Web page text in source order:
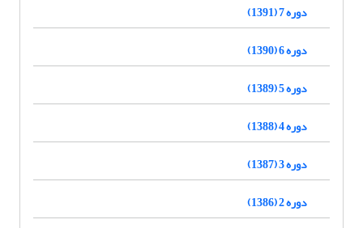
دوره 7 (1391)
دوره 6 (1390)
دوره 5 (1389)
دوره 4 (1388)
دوره 3 (1387)
دوره 2 (1386)